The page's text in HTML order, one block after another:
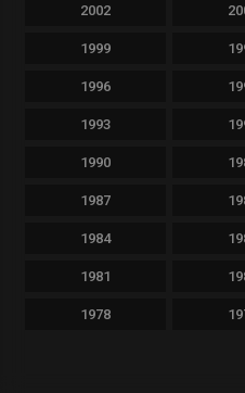
2002
1999
1996
1993
1990
1987
1984
1981
1978